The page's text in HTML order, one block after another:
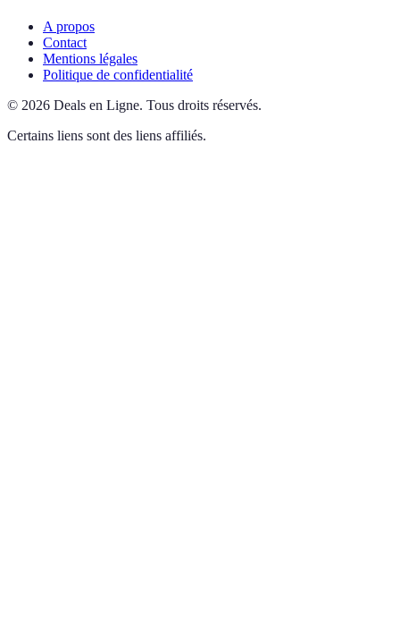
A propos
Contact
Mentions légales
Politique de confidentialité
© 2026 Deals en Ligne. Tous droits réservés.
Certains liens sont des liens affiliés.